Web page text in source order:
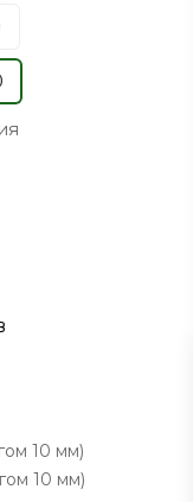
10 мм)
10 мм)